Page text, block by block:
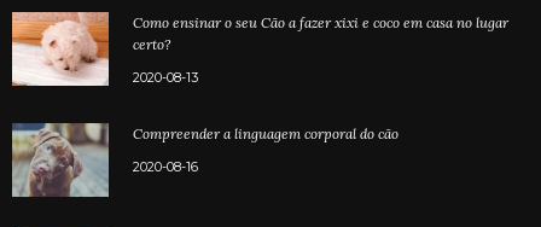
Como ensinar o seu Cão a fazer xixi e coco em casa no lugar
certo?
2020-08-13
Compreender a linguagem corporal do cão
2020-08-16